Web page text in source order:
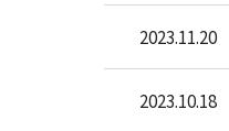
2023.11.20
2023.10.18